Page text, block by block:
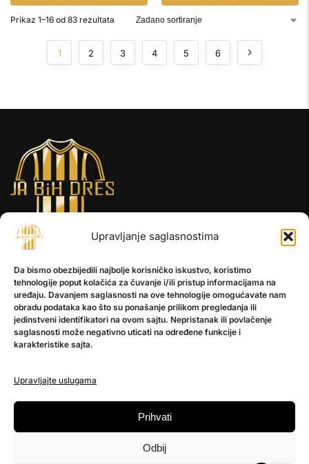
Upravljanje saglasnostima
Da bismo obezbijedili najbolje korisničko iskustvo, koristimo
tehnologije poput kolačića za čuvanje i/ili pristup informacijama na
uređaju. Davanjem saglasnosti na ove tehnologije omogućavate nam
obradu podataka kao što su ponašanje prilikom pregledanja ili
jedinstveni identifikatori na ovom sajtu. Nepristanak ili povlačenje
saglasnosti može negativno uticati na određene funkcije i
karakteristike sajta.
Upravljajte uslugama
Prihvati
Odbij
Prikaz 1–16 od 83 rezultata
1 2 3 4 5 6
O nama
Kontakt
POMOĆ
Politika privatnosti